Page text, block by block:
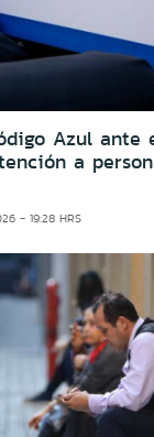
Azul
a
- 19:28 HRS